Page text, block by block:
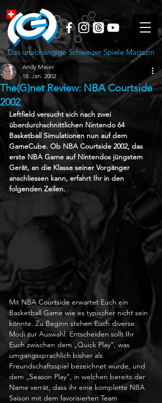
Das unabhängige Schweizer Spiele Magazin
The(G)net Review: NBA Courtside
2002
Andy Meier
18. Jan. 2002
Leftfield versucht sich nach zwei
überdurchschnittlichen Nintendo 64
Basketball Simulationen nun auf dem
GameCube. Ob NBA Courtside 2002, das
erste NBA Game auf Nintendos jüngstem
Gerät, an die Klasse seiner Vorgänger
anschliessen kann, erfahrt Ihr in den
folgenden Zeilen.
Mit NBA Courtside erwartet Euch ein
Basketball Game wie es typischer nicht sein
könnte. Zu Beginn stehen Euch diverse
Modi zur Auswahl. Entscheiden sollt Ihr
Euch zwischen dem „Quick Play“, was
umgangssprachlich bisher als
Freundschaftsspiel bezeichnet wurde, und
dem „Season Play“, in welchen bereits der
Name verrät, dass ihr eine komplette NBA
Saison mit dem favorisierten Team